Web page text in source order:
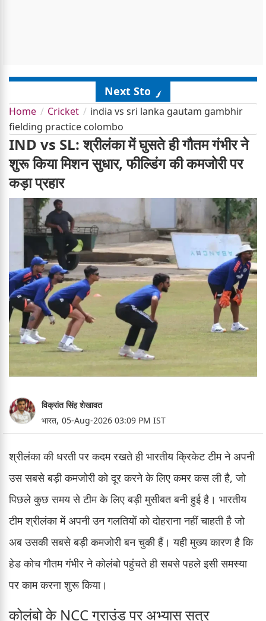
Next Story
Home Cricket
india vs sri lanka gautam gambhir
fielding practice colombo
IND vs SL: श्रीलंका में घुसते ही गौतम गंभीर ने
शुरू किया मिशन सुधार, फील्डिंग की कमजोरी पर
कड़ा प्रहार
विक्रांत सिंह शेखावत
भारत, 05-Aug-2026 03:09 PM IST
श्रीलंका की धरती पर कदम रखते ही भारतीय क्रिकेट टीम ने अपनी
उस सबसे बड़ी कमजोरी को दूर करने के लिए कमर कस ली है, जो
पिछले कुछ समय से टीम के लिए बड़ी मुसीबत बनी हुई है। भारतीय
टीम श्रीलंका में अपनी उन गलतियों को दोहराना नहीं चाहती है जो
अब उसकी सबसे बड़ी कमजोरी बन चुकी हैं। यही मुख्य कारण है कि
हेड कोच गौतम गंभीर ने कोलंबो पहुंचते ही सबसे पहले इसी समस्या
पर काम करना शुरू किया।
कोलंबो के NCC ग्राउंड पर अभ्यास सत्र